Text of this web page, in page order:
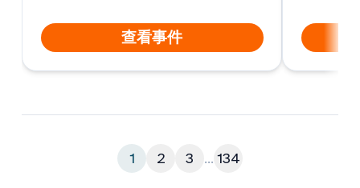
查看事件
1 2 3 ... 134